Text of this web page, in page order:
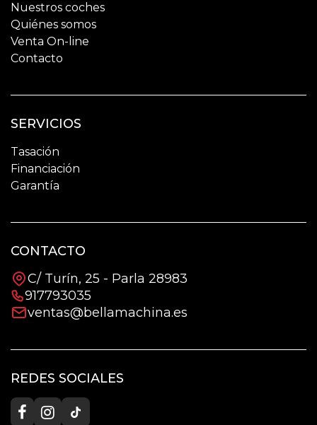
Nuestros coches
Quiénes somos
Venta On-line
Contacto
SERVICIOS
Tasación
Financiación
Garantía
CONTACTO
C/ Turín, 25 - Parla 28983
917793035
ventas@bellamachina.es
REDES SOCIALES